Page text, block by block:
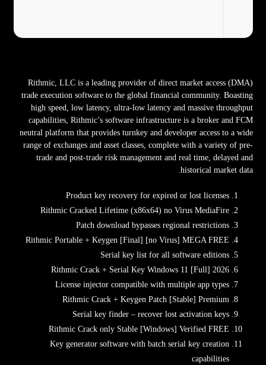
Rithmic, LLC is a leading provider of direct market access (DMA)
trade execution software to the global financial community. Boasting
high speed, low latency, ultra-low latency and massive throughput
capabilities, Rithmic’s software infrastructure is a broker and FCM
neutral platform that provides turnkey and developer access to a wide
range of exchanges and asset classes, complete with a variety of pre-
trade and post-trade risk management and real time, delayed and
historical market data.
Product key recovery for expired or lost licenses
Rithmic Cracked Lifetime (x86x64) no Virus MediaFire
Patch download bypasses regional restrictions
Rithmic Portable + Keygen [Final] [no Virus] MEGA FREE
Serial key list for all software editions
Rithmic Crack + Serial Key Windows 11 [Full] 2026
License injector compatible with multiple app types
Rithmic Crack + Keygen Patch [Stable] Premium
Serial key finder – recover lost activation keys
Rithmic Crack only Stable [Windows] Verified FREE
Key generator software with batch serial key creation
capabilities